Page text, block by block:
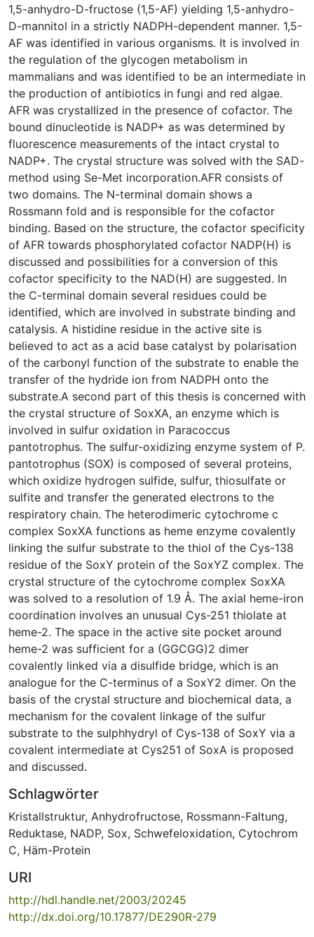
1,5-anhydro-D-fructose (1,5-AF) yielding 1,5-anhydro-
D-mannitol in a strictly NADPH-dependent manner. 1,5-
AF was identified in various organisms. It is involved in
the regulation of the glycogen metabolism in
mammalians and was identified to be an intermediate in
the production of antibiotics in fungi and red algae.
AFR was crystallized in the presence of cofactor. The
bound dinucleotide is NADP+ as was determined by
fluorescence measurements of the intact crystal to
NADP+. The crystal structure was solved with the SAD-
method using Se-Met incorporation.AFR consists of
two domains. The N-terminal domain shows a
Rossmann fold and is responsible for the cofactor
binding. Based on the structure, the cofactor specificity
of AFR towards phosphorylated cofactor NADP(H) is
discussed and possibilities for a conversion of this
cofactor specificity to the NAD(H) are suggested. In
the C-terminal domain several residues could be
identified, which are involved in substrate binding and
catalysis. A histidine residue in the active site is
believed to act as a acid base catalyst by polarisation
of the carbonyl function of the substrate to enable the
transfer of the hydride ion from NADPH onto the
substrate.A second part of this thesis is concerned with
the crystal structure of SoxXA, an enzyme which is
involved in sulfur oxidation in Paracoccus
pantotrophus. The sulfur-oxidizing enzyme system of P.
pantotrophus (SOX) is composed of several proteins,
which oxidize hydrogen sulfide, sulfur, thiosulfate or
sulfite and transfer the generated electrons to the
respiratory chain. The heterodimeric cytochrome c
complex SoxXA functions as heme enzyme covalently
linking the sulfur substrate to the thiol of the Cys-138
residue of the SoxY protein of the SoxYZ complex. The
crystal structure of the cytochrome complex SoxXA
was solved to a resolution of 1.9 Å. The axial heme-iron
coordination involves an unusual Cys-251 thiolate at
heme-2. The space in the active site pocket around
heme-2 was sufficient for a (GGCGG)2 dimer
covalently linked via a disulfide bridge, which is an
analogue for the C-terminus of a SoxY2 dimer. On the
basis of the crystal structure and biochemical data, a
mechanism for the covalent linkage of the sulfur
substrate to the sulphhydryl of Cys-138 of SoxY via a
covalent intermediate at Cys251 of SoxA is proposed
and discussed.
Schlagwörter
Kristallstruktur, Anhydrofructose, Rossmann-Faltung,
Reduktase, NADP, Sox, Schwefeloxidation, Cytochrom
C, Häm-Protein
URI
http://hdl.handle.net/2003/20245
http://dx.doi.org/10.17877/DE290R-279